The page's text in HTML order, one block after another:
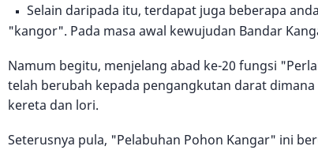
Selain daripada itu, terdapat juga beberapa
"kangor". Pada masa awal kewujudan Bandar
Namum begitu, menjelang abad ke-20 fungsi
telah berubah kepada pengangkutan darat
kereta dan lori.
Seterusnya pula, "Pelabuhan Pohon Kangar" ini